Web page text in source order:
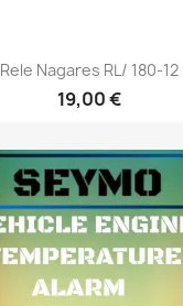
Rele Nagares RL/ 180-12
19,00 €